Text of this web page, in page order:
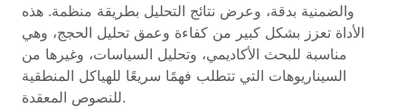
والضمنية بدقة، وعرض نتائج التحليل بطريقة منظمة. هذه
الأداة تعزز بشكل كبير من كفاءة وعمق تحليل الحجج، وهي
مناسبة للبحث الأكاديمي، وتحليل السياسات، وغيرها من
السيناريوهات التي تتطلب فهمًا سريعًا للهياكل المنطقية
للنصوص المعقدة.